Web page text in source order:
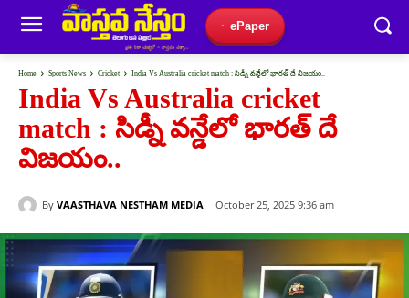
ePaper
Home Sports News Cricket India Vs Australia cricket match : సిడ్నీ వన్డేలో భారత్ దే విజయం..
India Vs Australia cricket
match : సిడ్నీ వన్డేలో భారత్ దే
విజయం..
By VAASTHAVA NESTHAM MEDIA October 25, 2025 9:36 am